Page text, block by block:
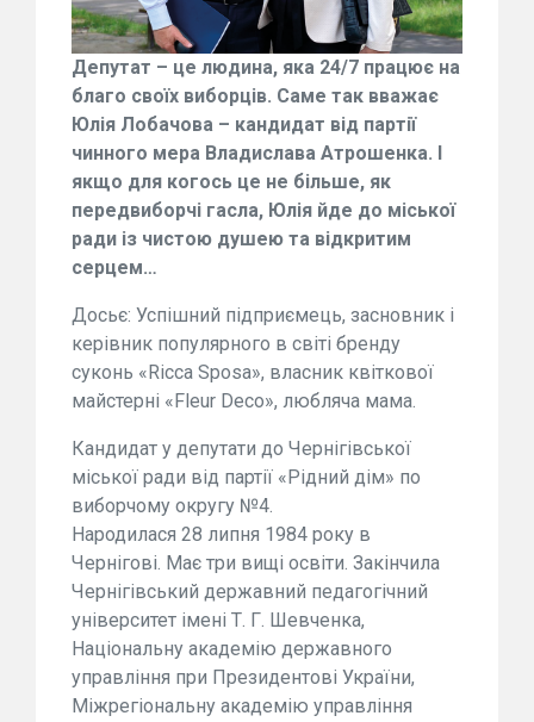
Депутат – це людина, яка 24/7 працює на
благо своїх виборців. Саме так вважає
Юлія Лобачова – кандидат від партії
чинного мера Владислава Атрошенка. І
якщо для когось це не більше, як
передвиборчі гасла, Юлія йде до міської
ради із чистою душею та відкритим
серцем…
Досьє: Успішний підприємець, засновник і
керівник популярного в світі бренду
суконь «Ricca Sposa», власник квіткової
майстерні «Fleur Deco», любляча мама.
Кандидат у депутати до Чернігівської
міської ради від партії «Рідний дім» по
виборчому округу №4.
Народилася 28 липня 1984 року в
Чернігові. Має три вищі освіти. Закінчила
Чернігівський державний педагогічний
університет імені Т. Г. Шевченка,
Національну академію державного
управління при Президентові України,
Міжрегіональну академію управління